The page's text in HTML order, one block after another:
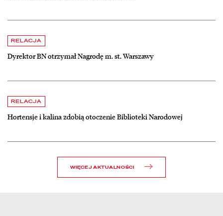
RELACJA
Dyrektor BN otrzymał Nagrodę m. st. Warszawy
czytaj więcej o Dyrektor BN otrzymał Nagrodę m. st. Warszawy
RELACJA
Hortensje i kalina zdobią otoczenie Biblioteki Narodowej
czytaj więcej o Hortensje i kalina zdobią otoczenie Biblioteki
WIĘCEJ AKTUALNOŚCI